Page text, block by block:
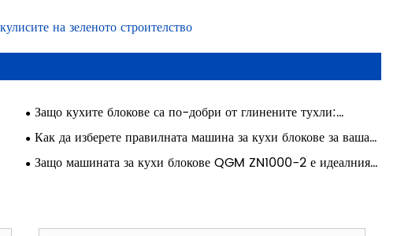
на зеленото строителство
Защо кухите блокове са по-добри от глинените тухли:
Ръководство за модерно строителство
Как да изберете правилната машина за кухи блокове за вашата
фабрика?
Защо машината за кухи блокове QGM ZN1000-2 е идеалният